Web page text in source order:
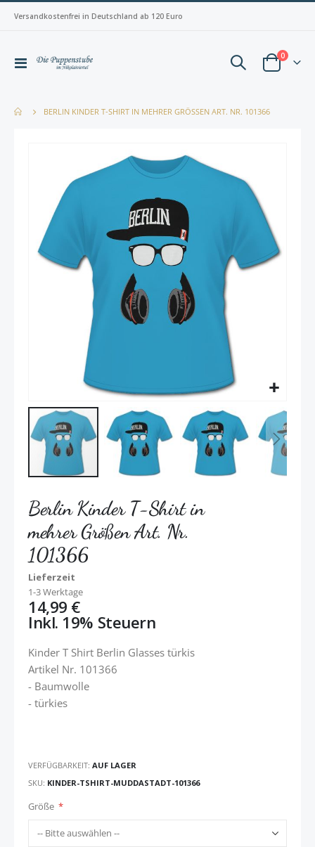
Versandkostenfrei in Deutschland ab 120 Euro
Navigation
Warenkorb
0Artikel
BERLIN KINDER T-SHIRT IN MEHRER GRÖSSEN ART. NR. 101366
Bildergalerie
springen
Berlin Kinder T-Shirt in
mehrer Größen Art. Nr.
101366
Lieferzeit
1-3 Werktage
14,99 €
Inkl. 19% Steuern
Kinder T Shirt Berlin Glasses türkis
Artikel Nr. 101366
- Baumwolle
- türkies
VERFÜGBARKEIT: AUF LAGER
SKU KINDER-TSHIRT-MUDDASTADT-101366
Größe